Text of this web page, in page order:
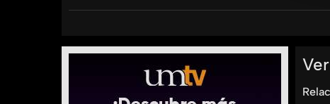
Categorías:
umtv universidad de montemorelos sanamente
electrocardiograma alta